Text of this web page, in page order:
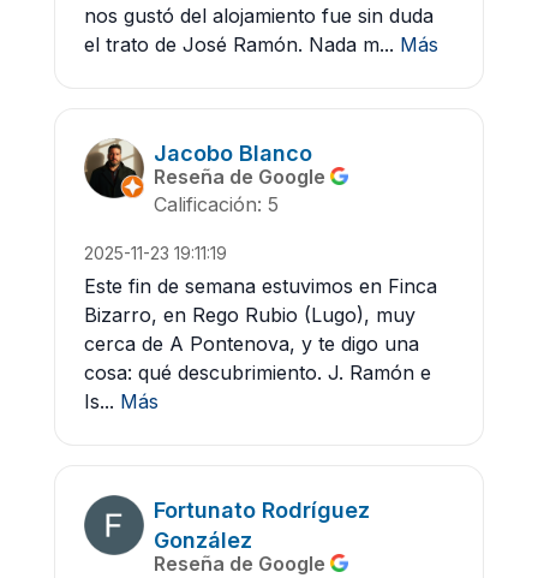
nos gustó del alojamiento fue sin duda
el trato de José Ramón. Nada m... Más
Jacobo Blanco
Reseña de Google
Calificación: 5
2025-11-23 19:11:19
Este fin de semana estuvimos en Finca
Bizarro, en Rego Rubio (Lugo), muy
cerca de A Pontenova, y te digo una
cosa: qué descubrimiento. J. Ramón e
Is... Más
Fortunato Rodríguez
González
Reseña de Google